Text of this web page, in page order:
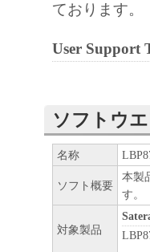
ております。
User Support
ソフトウ
名称
ソフト概要
本製
す。
対象製品